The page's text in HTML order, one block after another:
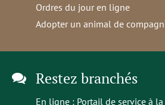
Ordres du jour en ligne
Adopter un animal de
Restez branchés
En ligne : Portail de service à